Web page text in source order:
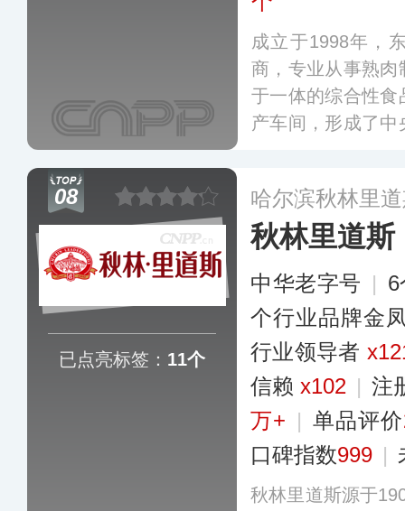
成立于1998年，
商，专业从事熟
于一体的综合性
产车间，形成了
已在全国多地开设
08
已点亮标签： 11个
哈尔滨秋林里
秋林里道斯
中华老字号 |
个行业品牌金
行业领导者
信赖 x102 | 注
万+ | 单品评价
口碑指数999 |
秋林里道斯源于